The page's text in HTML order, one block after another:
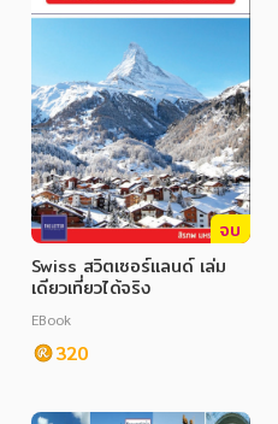
จบ
Swiss สวิตเซอร์แลนด์ เล่ม
เดียวเที่ยวได้จริง
EBook
320